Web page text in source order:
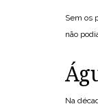
Sem os
não
Na